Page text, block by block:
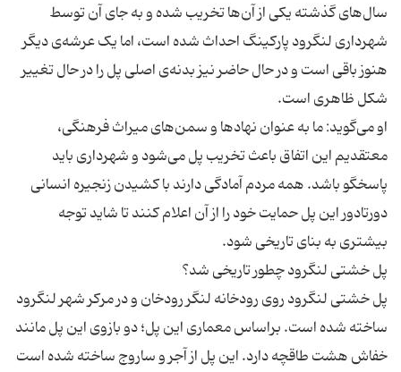
سال‌های گذشته یکی از آن‌ها تخریب شده و به جای آن توسط
شهرداری لنگرود پارکینگ احداث شده است، اما یک عرشه‌ی دیگر
هنوز باقی است و در حال حاضر نیز بدنه‌ی اصلی پل را در حال تغییر
او می‌گوید: ما به عنوان نهادها و سمن‌های میراث فرهنگی،
معتقدیم این اتفاق باعث تخریب پل می‌شود و شهرداری باید
پاسخگو باشد. همه مردم آمادگی دارند با کشیدن زنجیره انسانی
دورتادور این پل حمایت خود را از آن اعلام کنند تا شاید توجه
پل خشتی لنگرود روی رودخانه لنگر رودخان و در مرکر شهر لنگرود
ساخته شده است. براساس معماری این پل؛ دو بازوی این پل مانند